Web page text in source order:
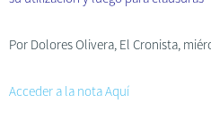
Por Dolores Olivera, El Cronista,
Acceder a la nota Aquí